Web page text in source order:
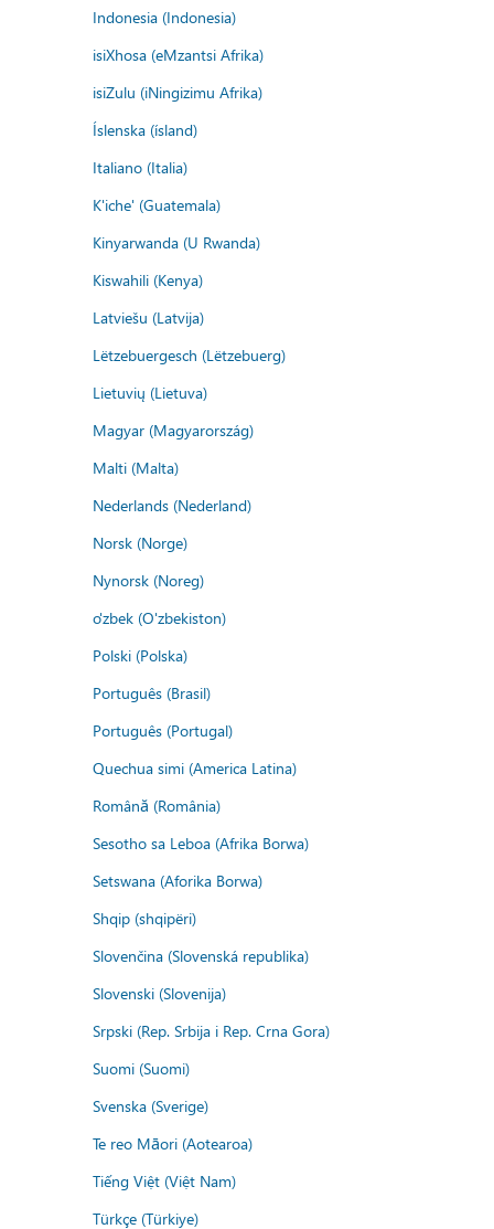
Indonesia (Indonesia)
isiXhosa (eMzantsi Afrika)
isiZulu (iNingizimu Afrika)
Íslenska (ísland)
Italiano (Italia)
K'iche' (Guatemala)
Kinyarwanda (U Rwanda)
Kiswahili (Kenya)
Latviešu (Latvija)
Lëtzebuergesch (Lëtzebuerg)
Lietuvių (Lietuva)
Magyar (Magyarország)
Malti (Malta)
Nederlands (Nederland)
Norsk (Norge)
Nynorsk (Noreg)
o'zbek (O'zbekiston)
Polski (Polska)
Português (Brasil)
Português (Portugal)
Quechua simi (America Latina)
Română (România)
Sesotho sa Leboa (Afrika Borwa)
Setswana (Aforika Borwa)
Shqip (shqipëri)
Slovenčina (Slovenská republika)
Slovenski (Slovenija)
Srpski (Rep. Srbija i Rep. Crna Gora)
Suomi (Suomi)
Svenska (Sverige)
Te reo Māori (Aotearoa)
Tiếng Việt (Việt Nam)
Türkçe (Türkiye)